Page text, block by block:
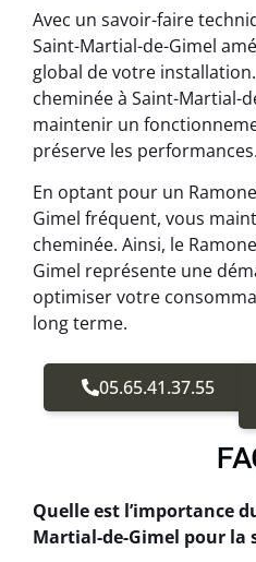
Avec un savoir-faire
Saint-Martial-de-Gimel
global de votre
cheminée à Saint-Martial-
maintenir un
préserve les performances.
En optant pour un
Gimel fréquent, vous
cheminée. Ainsi, le
Gimel représente une
optimiser votre
long terme.
05.65.41.37.55
Quelle est l’importance
Martial-de-Gimel pour la